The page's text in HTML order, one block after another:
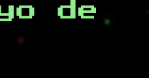
de